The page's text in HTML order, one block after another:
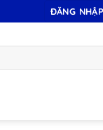
ĐĂNG NHẬP